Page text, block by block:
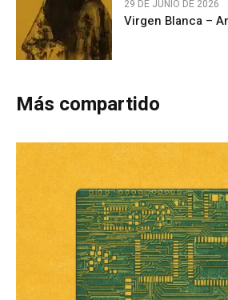
29 DE JUNIO DE 2026
Virgen Blanca –
Más compartido